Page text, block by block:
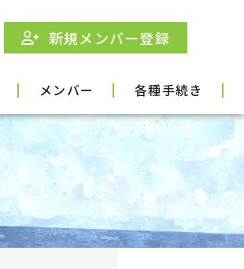
新規メンバー登録
メンバー 各種手続き